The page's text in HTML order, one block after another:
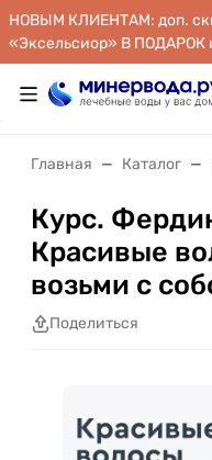
НОВЫМ КЛИЕНТАМ: доп.
«Эксельсиор» В ПОДАРОК
Главная Каталог
Курс.
Красивые
возьми с
Поделиться